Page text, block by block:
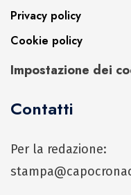
Privacy policy
Cookie policy
Impostazione dei
Contatti
Per la redazione: